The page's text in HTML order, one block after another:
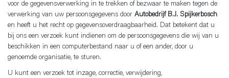
voor de gegevensverwerking in te trekken of bezwaar te maken tegen de
verwerking van uw persoonsgegevens door Autobedrijf B.J. Spijkerbosch
en heeft u het recht op gegevensoverdraagbaarheid. Dat betekent dat u
bij ons een verzoek kunt indienen om de persoonsgegevens die wij van u
beschikken in een computerbestand naar u of een ander, door u
genoemde organisatie, te sturen.
U kunt een verzoek tot inzage, correctie, verwijdering,